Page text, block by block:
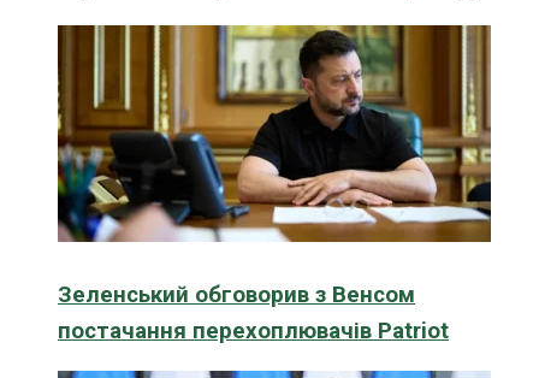
Зеленський обговорив з Венсом
постачання перехоплювачів Patriot